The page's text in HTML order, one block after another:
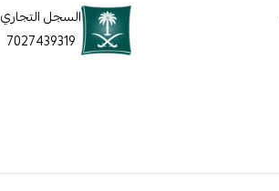
السجل التجاري
7027439319